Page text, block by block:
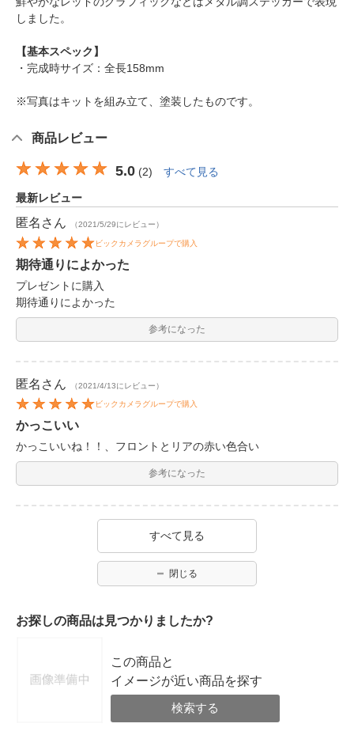
しました。
【基本スペック】
・完成時サイズ：全長158mm
※写真はキットを組み立て、塗装したものです。
商品レビュー
5.0 (2) すべて見る
最新レビュー
匿名 さん （2021/5/29にレビュー）
ビックカメラグループで購入
期待通りによかった
プレゼントに購入
期待通りによかった
参考になった
匿名 さん （2021/4/13にレビュー）
ビックカメラグループで購入
かっこいい
かっこいいね！！、フロントとリアの赤い色合い
参考になった
すべて見る
閉じる
お探しの商品は見つかりましたか?
この商品と
イメージが近い商品を探す
検索する